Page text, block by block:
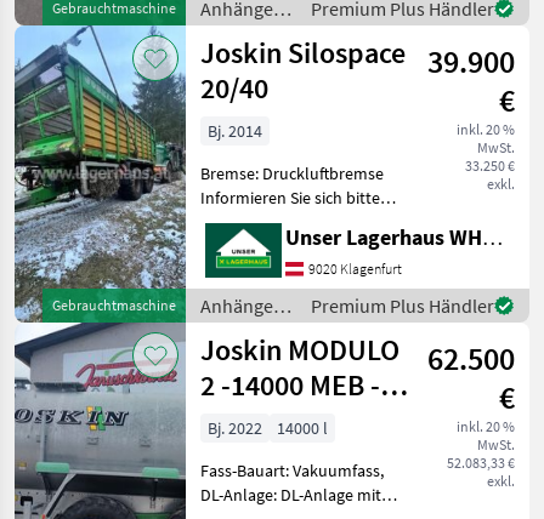
Gebrauchtmaschine
telefonisch, ob die von
Ihnen angefr
Anhänger /
Joskin
Premium Plus Händler
Gebrauchtmaschine
Joskin Silospace
20/40
39.900
€
inkl. 20 %
MwSt.
33.250 €
exkl.
Bj. 2014
Bremse: Druckluftbremse
Informieren Sie sich bitte
vor Fahrt-Antritt
telefonisch, ob die von
Ihnen angefragte Maschine
aktuell bei uns am Lager
steht. Wir inserieren
Unser Lagerhaus WHG, Kärnten, Klagenfurt
9020 Klagenfurt
Anhänger /
Joskin
Premium Plus Händler
Joskin MODULO
2 -14000 MEB -
gefederte
62.500
€
inkl. 20 %
MwSt.
52.083,33 €
exkl.
Bj. 2022
14000 l
Fass-Bauart: Vakuumfass,
DL-Anlage: DL-Anlage mit